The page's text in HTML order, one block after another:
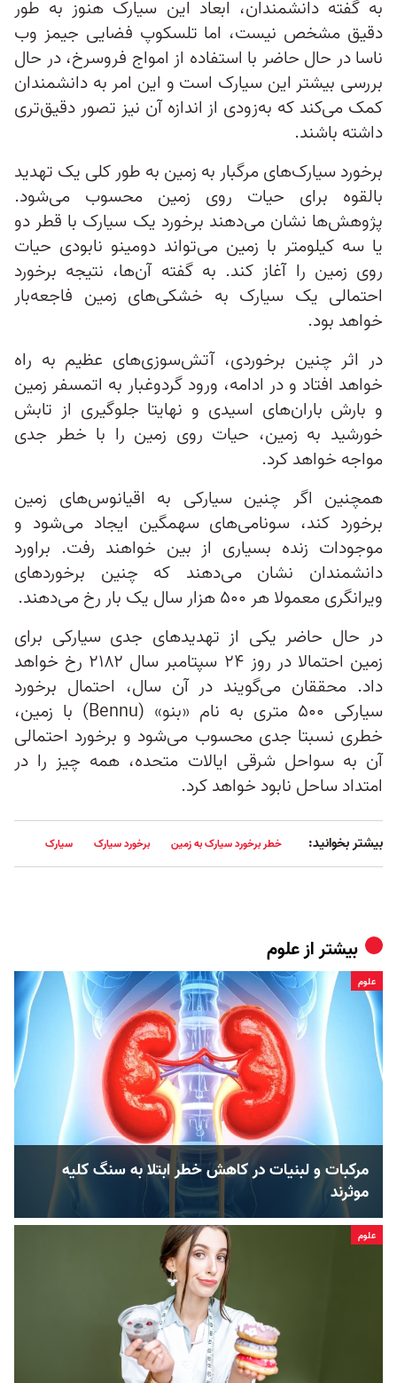
به گفته دانشمندان، ابعاد این سیارک هنوز به طور
دقیق مشخص نیست، اما تلسکوپ فضایی جیمز وب
ناسا در حال حاضر با استفاده از امواج فروسرخ، در حال
بررسی بیشتر این سیارک است و این امر به دانشمندان
کمک می‌کند که به‌زودی از اندازه آن نیز‌ تصور دقیق‌تری
داشته باشند.
برخورد سیارک‌های مرگبار به زمین به طور کلی یک تهدید
بالقوه برای حیات روی زمین محسوب می‌شود.
پژوهش‌ها نشان می‌دهند برخورد یک سیارک با قطر دو
یا سه کیلومتر با زمین می‌تواند دومینو نابودی حیات
روی زمین را آغاز کند. به گفته آن‌ها، نتیجه برخورد
احتمالی یک سیارک به خشکی‌های زمین فاجعه‌بار
خواهد بود.
در اثر چنین برخوردی، آتش‌سوزی‌های عظیم به راه
خواهد افتاد و در ادامه، ورود گردوغبار به اتمسفر زمین
و بارش باران‌های اسیدی و نهایتا جلوگیری از تابش
خورشید به زمین، حیات روی زمین را با خطر جدی
مواجه خواهد کرد.
همچنین اگر چنین سیارکی به اقیانوس‌های زمین
برخورد کند، سونامی‌های سهمگین ایجاد می‌شود و
موجودات زنده بسیاری از بین خواهند رفت. براورد
دانشمندان نشان می‌دهند که چنین برخوردهای
ویرانگری معمولا هر ۵۰۰ هزار سال یک بار رخ می‌دهند.
در حال حاضر یکی از تهدیدهای جدی سیارکی برای
زمین احتمالا در روز ۲۴ سپتامبر سال ۲۱۸۲ رخ خواهد
داد. محققان می‌گویند در آن سال، احتمال برخورد
سیارکی ۵۰۰ متری به نام «بنو» (Bennu) با زمین،
خطری نسبتا جدی محسوب می‌شود و برخورد احتمالی
آن به سواحل شرقی ایالات متحده، همه چیز را در
امتداد ساحل نابود خواهد کرد.
بیشتر بخوانید: خطر برخورد سیارک به زمین برخورد سیارک سیارک
بیشتر ازعلوم
علوم
مرکبات و لبنیات در کاهش خطر ابتلا به سنگ کلیه
موثرند
علوم